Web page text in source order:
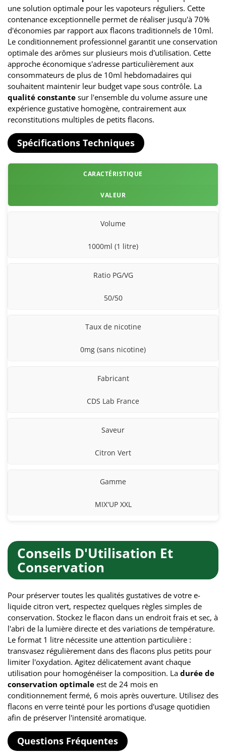
une solution optimale pour les vapoteurs réguliers. Cette
contenance exceptionnelle permet de réaliser jusqu'à 70%
d'économies par rapport aux flacons traditionnels de 10ml.
Le conditionnement professionnel garantit une conservation
optimale des arômes sur plusieurs mois d'utilisation. Cette
approche économique s'adresse particulièrement aux
consommateurs de plus de 10ml hebdomadaires qui
souhaitent maintenir leur budget vape sous contrôle. La
qualité constante sur l'ensemble du volume assure une
expérience gustative homogène, contrairement aux
reconstitutions multiples de petits flacons.
Spécifications Techniques
CARACTÉRISTIQUE
VALEUR
Volume
1000ml (1 litre)
Ratio PG/VG
50/50
Taux de nicotine
0mg (sans nicotine)
Fabricant
CDS Lab France
Saveur
Citron Vert
Gamme
MIX'UP XXL
Conseils D'Utilisation Et
Conservation
Pour préserver toutes les qualités gustatives de votre e-
liquide citron vert, respectez quelques règles simples de
conservation. Stockez le flacon dans un endroit frais et sec, à
l'abri de la lumière directe et des variations de température.
Le format 1 litre nécessite une attention particulière :
transvasez régulièrement dans des flacons plus petits pour
limiter l'oxydation. Agitez délicatement avant chaque
utilisation pour homogénéiser la composition. La durée de
conservation optimale est de 24 mois en
conditionnement fermé, 6 mois après ouverture. Utilisez des
flacons en verre teinté pour les portions d'usage quotidien
afin de préserver l'intensité aromatique.
Questions Fréquentes